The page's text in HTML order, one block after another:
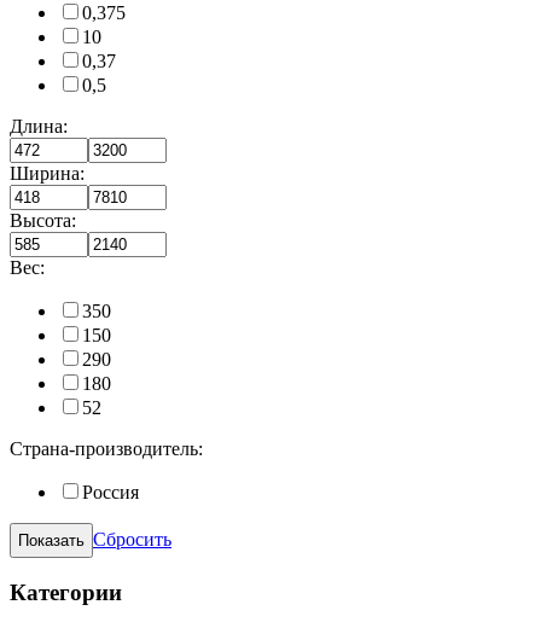
0,375
10
0,37
0,5
Длина:
Ширина:
Высота:
Вес:
350
150
290
180
52
Страна-производитель:
Россия
Сбросить
Категории